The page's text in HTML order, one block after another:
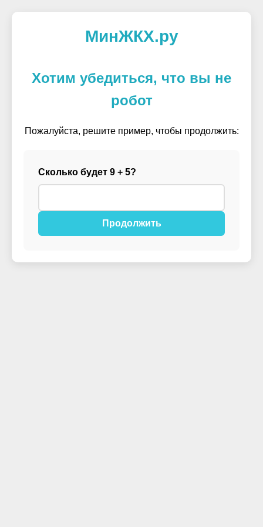
МинЖКХ.ру
Хотим убедиться, что вы не
робот
Пожалуйста, решите пример, чтобы продолжить:
Сколько будет 9 + 5?
Продолжить